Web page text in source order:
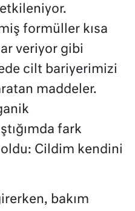
formüller kısa
veriyor gibi
cilt bariyerimizi
maddeler.
fark
Cildim kendini
bakım